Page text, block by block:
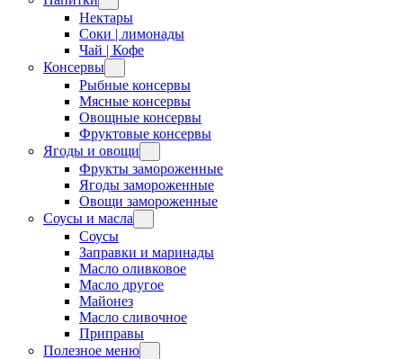
Нектары
Соки | лимонады
Чай | Кофе
Консервы
Рыбные консервы
Мясные консервы
Овощные консервы
Фруктовые консервы
Ягоды и овощи
Фрукты замороженные
Ягоды замороженные
Овощи замороженные
Соусы и масла
Соусы
Заправки и маринады
Масло оливковое
Масло другое
Майонез
Масло сливочное
Приправы
Полезное меню